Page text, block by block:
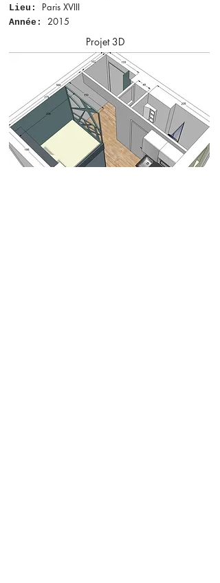
Lieu: Paris XVIII
Année: 2015
Projet 3D